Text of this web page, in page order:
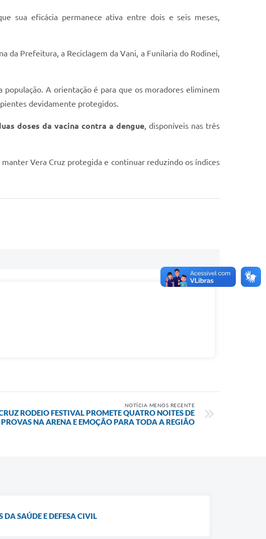
sua eficácia permanece ativa entre dois e seis meses,
da Prefeitura, a Reciclagem da Vani, a Funilaria do Rodinei,
A orientação é para que os moradores eliminem
devidamente protegidos.
doses da vacina contra a dengue, disponíveis nas três
Vera Cruz protegida e continuar reduzindo os índices
NOTÍCIA MENOS RECENTE
RODEIO FESTIVAL PROMETE QUATRO NOITES DE
NA ARENA E EMOÇÃO PARA TODA A REGIÃO
DA SAÚDE E DEFESA CIVIL